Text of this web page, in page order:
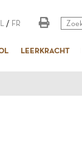
/ FR
LEERKRACHT